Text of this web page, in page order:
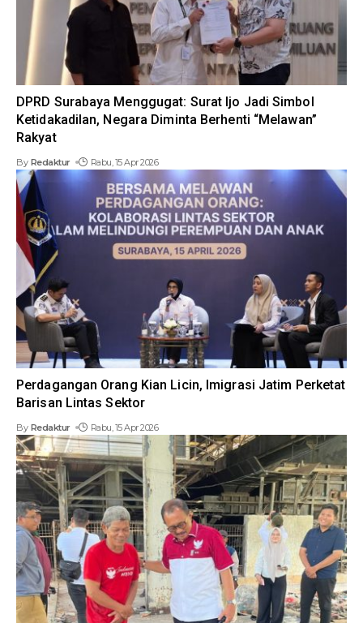
DPRD Surabaya Menggugat: Surat Ijo Jadi Simbol
Ketidakadilan, Negara Diminta Berhenti “Melawan”
Rakyat
By Redaktur Rabu, 15 Apr 2026
Perdagangan Orang Kian Licin, Imigrasi Jatim Perketat
Barisan Lintas Sektor
By Redaktur Rabu, 15 Apr 2026